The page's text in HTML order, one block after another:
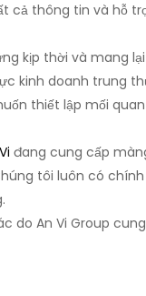
cả thông tin và hỗ
kịp thời và mang
kinh doanh trung
thiết lập mối
đang cung cấp
tôi luôn có
do An Vi Group